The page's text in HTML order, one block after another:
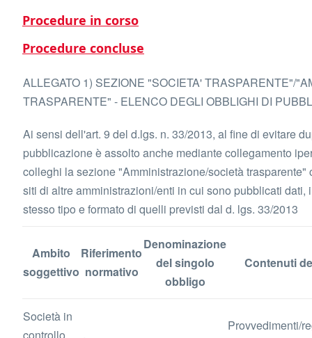
Procedure in corso
Procedure concluse
ALLEGATO 1) SEZIONE "SOCIETA' TRASPARENTE"/
TRASPARENTE" - ELENCO DEGLI OBBLIGHI DI
Ai sensi dell'art. 9 del d.lgs. n. 33/2013, al fine di evitare
pubblicazione è assolto anche mediante collegamento
colleghi la sezione "Amministrazione/società trasparente"
siti di altre amministrazioni/enti in cui sono pubblicati
stesso tipo e formato di quelli previsti dal d. lgs. 33/2013
Ambito
soggettivo
Riferimento
normativo
Denominazione
del singolo
obbligo
Contenuti
Società in
Provvedimenti/